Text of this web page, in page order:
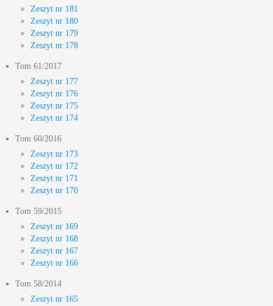
Zeszyt nr 181
Zeszyt nr 180
Zeszyt nr 179
Zeszyt nr 178
Tom 61/2017
Zeszyt nr 177
Zeszyt nr 176
Zeszyt nr 175
Zeszyt nr 174
Tom 60/2016
Zeszyt nr 173
Zeszyt nr 172
Zeszyt nr 171
Zeszyt nr 170
Tom 59/2015
Zeszyt nr 169
Zeszyt nr 168
Zeszyt nr 167
Zeszyt nr 166
Tom 58/2014
Zeszyt nr 165